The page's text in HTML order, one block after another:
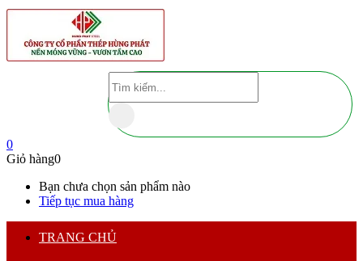
0
Giỏ hàng0
Bạn chưa chọn sản phẩm nào
Tiếp tục mua hàng
TRANG CHỦ